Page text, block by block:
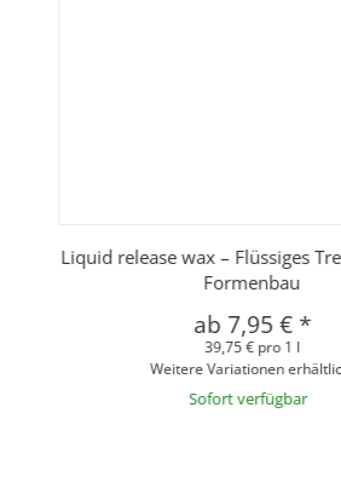
Liquid release wax – Flüssiges
Formenbau
ab 7,95 € *
39,75 € pro 1 l
Weitere Variationen
Sofort verfügbar